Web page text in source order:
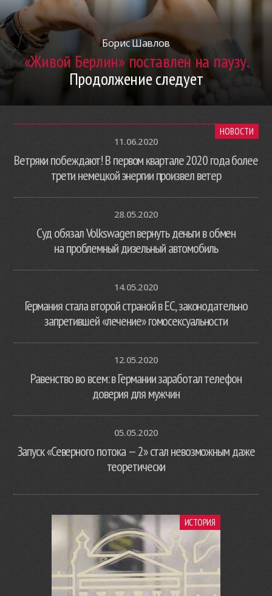
Борис Шавлов
«Живой Берлин» поставлен на паузу.
Продолжение следует
НОВОСТИ
11.06.2020
Ветряки побеждают! В первом квартале 2020 года более
трети немецкой энергии произвел ветер
28.05.2020
Суд обязал Volkswagen вернуть деньги в обмен
на проблемный дизельный автомобиль
14.05.2020
Германия стала второй страной в ЕС, законодательно
запретившей «лечение» гомосексуальности
12.05.2020
Равенство во всем: в Германии заработал телефон
доверия для мужчин
05.05.2020
Запуск «Северного потока — 2» стал невозможным даже
теоретически
ИСТОРИЯ